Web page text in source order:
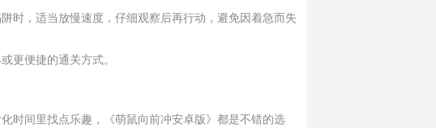
时，适当放慢速度，仔细观察后再行动，避免因着急而失
更便捷的通关方式。
时间里找点乐趣，《萌鼠向前冲安卓版》都是不错的选